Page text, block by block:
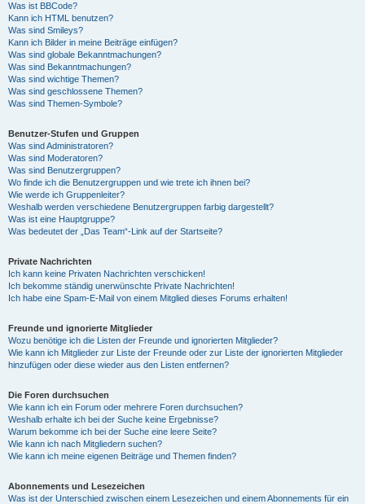
Was ist BBCode?
Kann ich HTML benutzen?
Was sind Smileys?
Kann ich Bilder in meine Beiträge einfügen?
Was sind globale Bekanntmachungen?
Was sind Bekanntmachungen?
Was sind wichtige Themen?
Was sind geschlossene Themen?
Was sind Themen-Symbole?
Benutzer-Stufen und Gruppen
Was sind Administratoren?
Was sind Moderatoren?
Was sind Benutzergruppen?
Wo finde ich die Benutzergruppen und wie trete ich ihnen bei?
Wie werde ich Gruppenleiter?
Weshalb werden verschiedene Benutzergruppen farbig dargestellt?
Was ist eine Hauptgruppe?
Was bedeutet der „Das Team“-Link auf der Startseite?
Private Nachrichten
Ich kann keine Privaten Nachrichten verschicken!
Ich bekomme ständig unerwünschte Private Nachrichten!
Ich habe eine Spam-E-Mail von einem Mitglied dieses Forums erhalten!
Freunde und ignorierte Mitglieder
Wozu benötige ich die Listen der Freunde und ignorierten Mitglieder?
Wie kann ich Mitglieder zur Liste der Freunde oder zur Liste der ignorierten Mitglieder
hinzufügen oder diese wieder aus den Listen entfernen?
Die Foren durchsuchen
Wie kann ich ein Forum oder mehrere Foren durchsuchen?
Weshalb erhalte ich bei der Suche keine Ergebnisse?
Warum bekomme ich bei der Suche eine leere Seite?
Wie kann ich nach Mitgliedern suchen?
Wie kann ich meine eigenen Beiträge und Themen finden?
Abonnements und Lesezeichen
Was ist der Unterschied zwischen einem Lesezeichen und einem Abonnements für ein